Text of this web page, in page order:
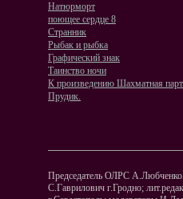
Натюрморт
поющее сердце 8
Странник
Рыбак и рыбка
Графический знак
Таинство ночи
К произведению Шахматная
Прудик.
Председатель ОЛРС А.Любченко
С.Гаврилович г.Гродно;